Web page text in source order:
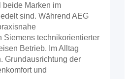
beide Marken im
sind. Während AEG
Siemens technikorientierter
Betrieb. Im Alltag
Grundausrichtung der
und